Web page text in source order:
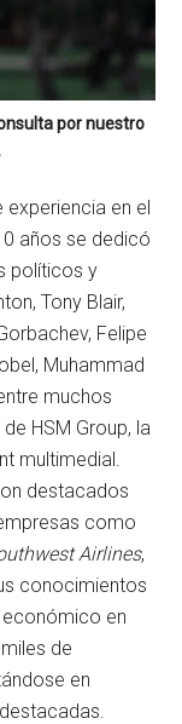
por nuestro
.
en el
años se dedicó
políticos y
Tony Blair,
Felipe
Muhammad
muchos
HSM Group, la
multimedial.
destacados
como
Airlines,
conocimientos
en
de
en